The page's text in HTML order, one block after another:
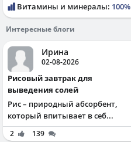
Витамины и минералы: 100%
Интересные блоги
Ирина
02-08-2026
Рисовый завтрак для
выведения солей
Рис – природный абсорбент,
который впитывает в себ...
2 139